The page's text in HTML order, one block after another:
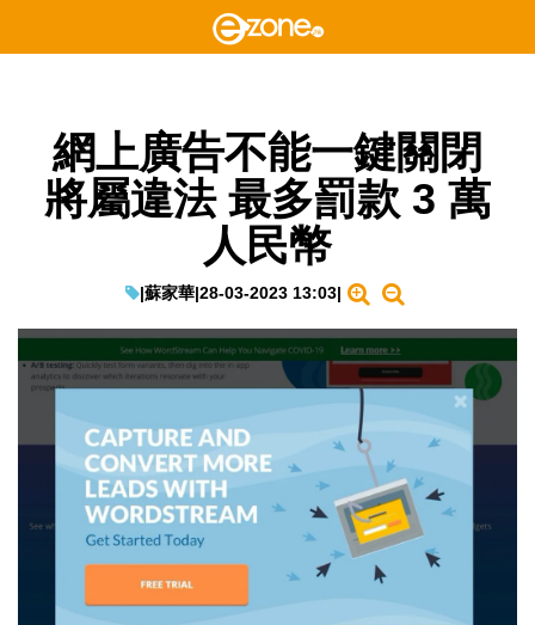
網上廣告不能一鍵關閉
將屬違法 最多罰款 3 萬
人民幣
|蘇家華|28-03-2023 13:03|